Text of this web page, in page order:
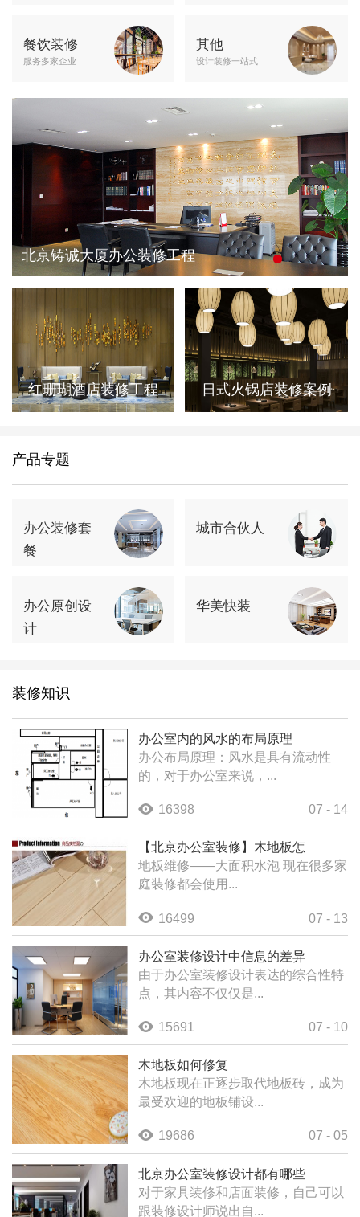
餐饮装修
服务多家企业
其他
设计装修一站式
北京铸诚大厦办公装修工程
红珊瑚酒店装修工程 日式火锅店装修案例
产品专题
办公装修套
餐
城市合伙人
办公原创设
计
华美快装
装修知识
办公室内的风水的布局原理
办公布局原理：风水是具有流动性
的，对于办公室来说，...
16398 07 - 14
【北京办公室装修】木地板怎
地板维修——大面积水泡 现在很多家
庭装修都会使用...
16499 07 - 13
办公室装修设计中信息的差异
由于办公室装修设计表达的综合性特
点，其内容不仅仅是...
15691 07 - 10
木地板如何修复
木地板现在正逐步取代地板砖，成为
最受欢迎的地板铺设...
19686 07 - 05
北京办公室装修设计都有哪些
对于家具装修和店面装修，自己可以
跟装修设计师说出自...